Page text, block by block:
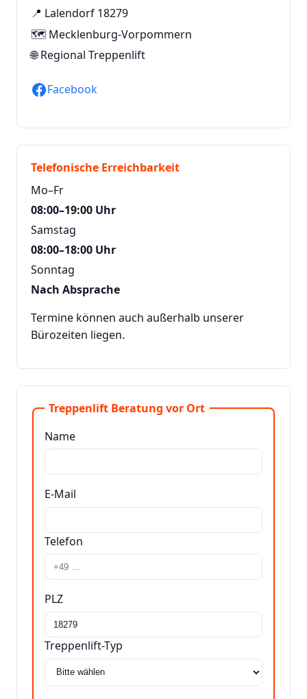
📍 Lalendorf 18279
🗺️ Mecklenburg-Vorpommern
🌐Regional Treppenlift
Facebook
Telefonische Erreichbarkeit
Mo–Fr
08:00–19:00 Uhr
Samstag
08:00–18:00 Uhr
Sonntag
Nach Absprache
Termine können auch außerhalb unserer
Bürozeiten liegen.
Treppenlift Beratung vor Ort
Name
E-Mail
Telefon
PLZ
Treppenlift-Typ